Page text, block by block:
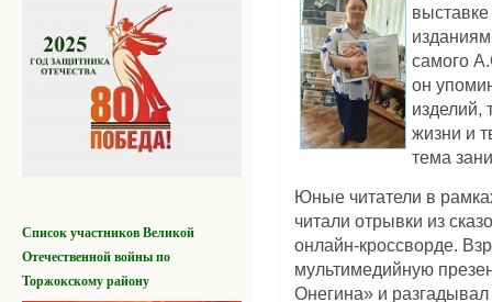
Список участниковВеликой
Отечественной войныпо
Торжокскому району
самого
он
изделий,
жизни и
тема
Юные читатели в
читали отрывки из
онлайн-кроссворде.
мультимедийную
Онегина» и разгадывал